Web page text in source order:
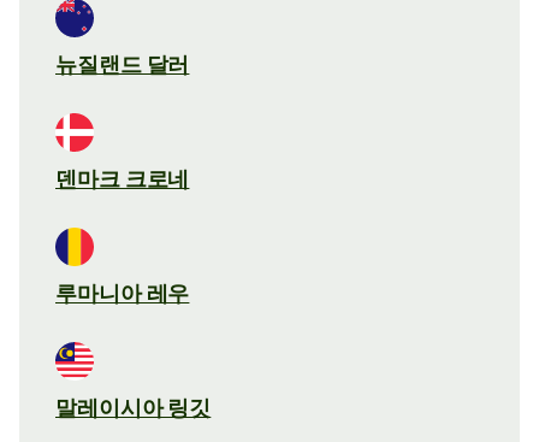
뉴질랜드 달러
덴마크 크로네
루마니아 레우
말레이시아 링깃